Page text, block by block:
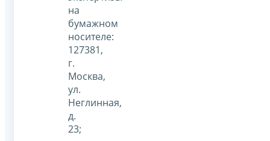
на
бумажном
носителе:
127381,
г.
Москва,
ул.
Неглинная,
д.
23;